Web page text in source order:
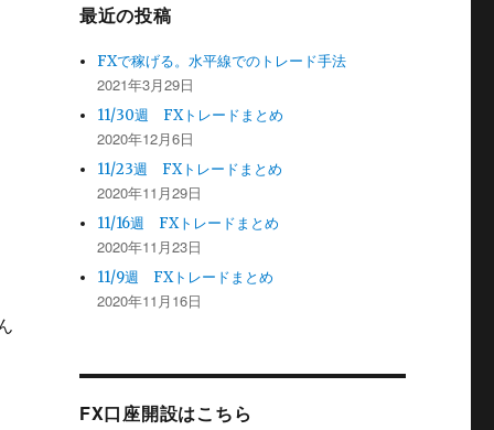
最近の投稿
FXで稼げる。水平線でのトレード手法
2021年3月29日
11/30週 FXトレードまとめ
2020年12月6日
11/23週 FXトレードまとめ
2020年11月29日
11/16週 FXトレードまとめ
2020年11月23日
11/9週 FXトレードまとめ
2020年11月16日
FX口座開設はこちら